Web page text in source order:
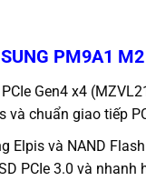
PM9A1
Gen4 x4
chuẩn giao tiếp
Elpis và NAND
PCIe 3.0 và nhanh